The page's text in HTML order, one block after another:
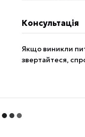
Консультація
Якщо виникли
звертайтеся,